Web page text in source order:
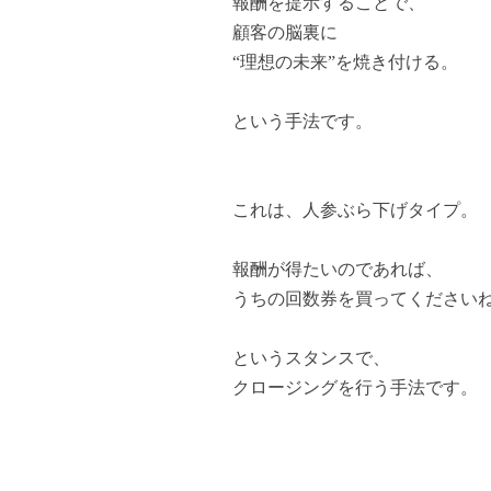
顧客の脳裏に
“理想の未来”を焼き付ける。
という手法です。
これは、人参ぶら下げタイプ。
報酬が得たいのであれば、
うちの回数券を買ってください
というスタンスで、
クロージングを行う手法です。